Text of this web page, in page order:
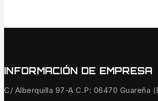
INFORMACIÓN DE EMPRESA
C/ Alberquilla 97-A C.P: 06470 Guareña